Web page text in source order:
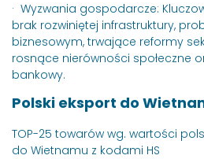
· Wyzwania gospodarcze:
brak rozwiniętej infrastruktury,
biznesowym, trwające reformy
rosnące nierówności społeczne
bankowy.
Polski eksport do
TOP-25 towarów wg. wartości
do Wietnamu z kodami HS